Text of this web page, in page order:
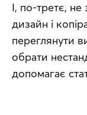
І, по-третє, не
дизайн і
переглянути
обрати
допомагає